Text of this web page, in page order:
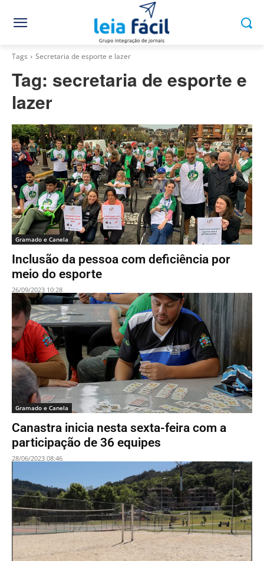
Tags Secretaria de esporte e lazer
Tag: secretaria de esporte e
lazer
Gramado e Canela
Inclusão da pessoa com deficiência por
meio do esporte
26/09/2023 10:28
Gramado e Canela
Canastra inicia nesta sexta-feira com a
participação de 36 equipes
28/06/2023 08:46